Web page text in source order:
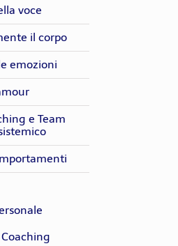
voce
il corpo
emozioni
e Team